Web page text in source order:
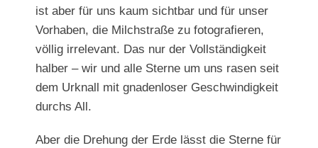
ist aber für uns kaum sichtbar und für unser
Vorhaben, die Milchstraße zu fotografieren,
völlig irrelevant. Das nur der Vollständigkeit
halber – wir und alle Sterne um uns rasen seit
dem Urknall mit gnadenloser Geschwindigkeit
durchs All.
Aber die Drehung der Erde lässt die Sterne für